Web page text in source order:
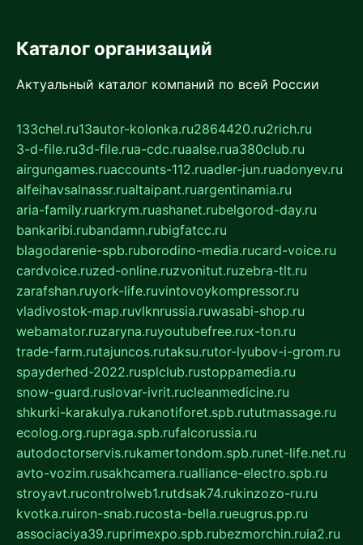
Каталог организаций
Актуальный каталог компаний по всей России
133chel.ru13autor-kolonka.ru2864420.ru2rich.ru
3-d-file.ru3d-file.rua-cdc.ruaalse.rua380club.ru
airgungames.ruaccounts-112.ruadler-jun.ruadonyev.ru
alfeihavsalnassr.rualtaipant.ruargentinamia.ru
aria-family.ruarkrym.ruashanet.rubelgorod-day.ru
bankaribi.rubandamn.rubigfatcc.ru
blagodarenie-spb.ruborodino-media.rucard-voice.ru
cardvoice.ruzed-online.ruzvonitut.ruzebra-tlt.ru
zarafshan.ruyork-life.ruvintovoykompressor.ru
vladivostok-map.ruvlknrussia.ruwasabi-shop.ru
webamator.ruzaryna.ruyoutubefree.rux-ton.ru
trade-farm.rutajuncos.rutaksu.rutor-lyubov-i-grom.ru
spayderhed-2022.rusplclub.rustoppamedia.ru
snow-guard.ruslovar-ivrit.rucleanmedicine.ru
shkurki-karakulya.rukanotiforet.spb.rututmassage.ru
ecolog.org.rupraga.spb.rufalcorussia.ru
autodoctorservis.rukamertondom.spb.runet-life.net.ru
avto-vozim.rusakhcamera.rualliance-electro.spb.ru
stroyavt.rucontrolweb1.rutdsak74.rukinzozo-ru.ru
kvotka.ruiron-snab.rucosta-bella.rueugrus.pp.ru
associaciya39.ruprimexpo.spb.rubezmorchin.ruia2.ru